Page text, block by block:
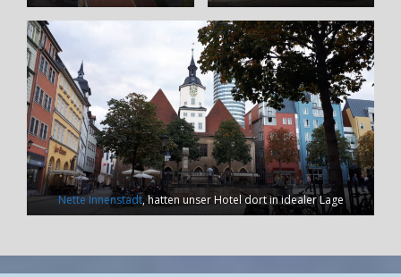
Nette Innenstadt, hatten unser Hotel dort in idealer Lage